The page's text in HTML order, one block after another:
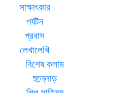
সাক্ষাৎকার
পর্যটন
প্রবাস
লেখালেখি
বিশেষ কলাম
হুল্লোড়